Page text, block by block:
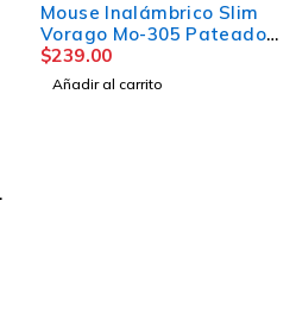
Mouse Inalámbrico Slim
Vorago Mo-305 Pateado
Rgb Color Plateado
$239.00
Añadir al carrito